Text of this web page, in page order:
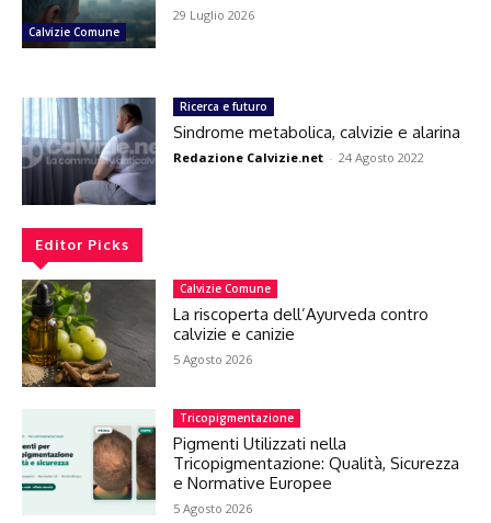
Calvizie Comune
29 Luglio 2026
Ricerca e futuro
Sindrome metabolica, calvizie e alarina
Redazione Calvizie.net - 24 Agosto 2022
Editor Picks
Calvizie Comune
La riscoperta dell’Ayurveda contro
calvizie e canizie
5 Agosto 2026
Tricopigmentazione
Pigmenti Utilizzati nella
Tricopigmentazione: Qualità, Sicurezza
e Normative Europee
5 Agosto 2026